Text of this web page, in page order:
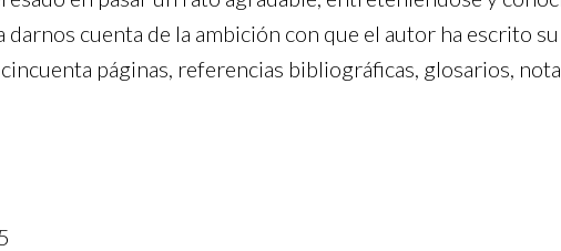
darnos cuenta de la ambición con que el autor ha escrito
páginas, referencias bibliográficas, glosarios,